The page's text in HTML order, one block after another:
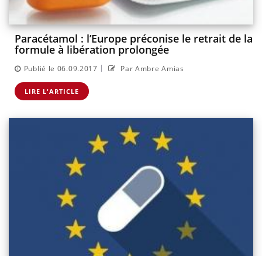
Paracétamol : l’Europe préconise le retrait de la
formule à libération prolongée
Publié le 06.09.2017 | Par Ambre Amias
LIRE L'ARTICLE